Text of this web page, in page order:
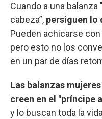
Cuando a una
cabeza”, persiguen lo
Pueden achicarse con
pero esto no los
en un par de días
Las balanzas
creen en el "príncipe
y lo buscan toda la